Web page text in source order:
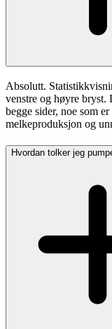
Absolutt.
venstre og høyre bryst.
begge sider, noe som
melkeproduksjon og
Hvordan tolker jeg